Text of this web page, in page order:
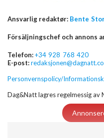
Ansvarlig redaktør: Bente
Försäljningschef och annons
Telefon:+34 928 768 420
E-post:
Personvernspolicy/
Dag&Natt lagres regelmessig